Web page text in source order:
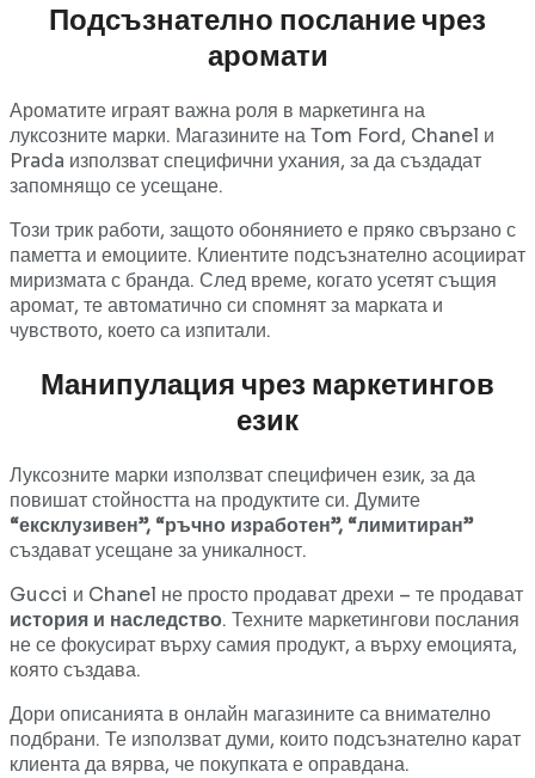
Подсъзнателно послание чрез
аромати
Ароматите играят важна роля в маркетинга на
луксозните марки. Магазините на Tom Ford, Chanel и
Prada използват специфични ухания, за да създадат
запомнящо се усещане.
Този трик работи, защото обонянието е пряко свързано с
паметта и емоциите. Клиентите подсъзнателно асоциират
миризмата с бранда. След време, когато усетят същия
аромат, те автоматично си спомнят за марката и
чувството, което са изпитали.
Манипулация чрез маркетингов
език
Луксозните марки използват специфичен език, за да
повишат стойността на продуктите си. Думите
“ексклузивен”, “ръчно изработен”, “лимитиран”
създават усещане за уникалност.
Gucci и Chanel не просто продават дрехи – те продават
история и наследство. Техните маркетингови послания
не се фокусират върху самия продукт, а върху емоцията,
която създава.
Дори описанията в онлайн магазините са внимателно
подбрани. Те използват думи, които подсъзнателно карат
клиента да вярва, че покупката е оправдана.